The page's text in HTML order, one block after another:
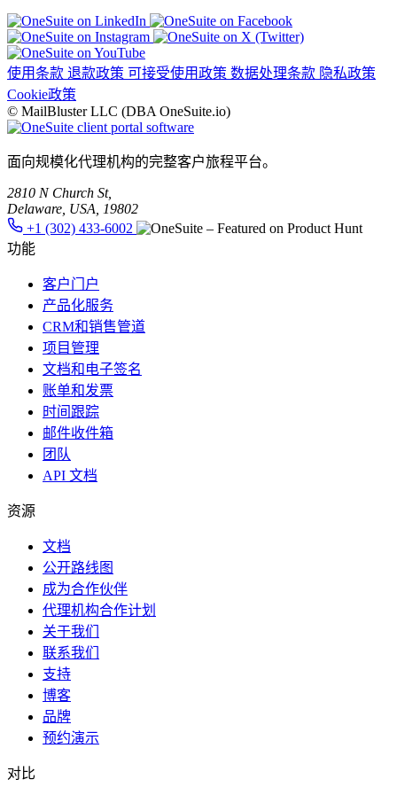
使用条款 退款政策 可接受使用政策 数据处理条款 隐私政策
Cookie政策
© MailBluster LLC (DBA OneSuite.io)
面向规模化代理机构的完整客户旅程平台。
2810 N Church St,
Delaware, USA, 19802
+1 (302) 433-6002
功能
客户门户
产品化服务
CRM和销售管道
项目管理
文档和电子签名
账单和发票
时间跟踪
邮件收件箱
团队
API 文档
资源
文档
公开路线图
成为合作伙伴
代理机构合作计划
关于我们
联系我们
支持
博客
品牌
预约演示
对比